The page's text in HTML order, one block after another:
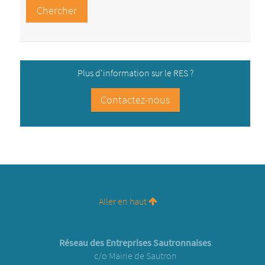
Développement
d'interfaces avec des
Vous souhaitez en savoir plus ? Contactez-nous.
Plus d'information sur le RES ?
Contactez-nous
Aller en haut
Réseau des Entreprises Sautronnaises
c/o Mairie de Sautron